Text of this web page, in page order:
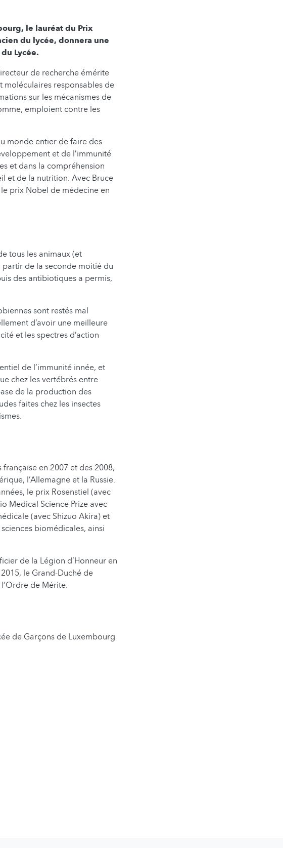
le lauréat du Prix
du lycée, donnera une
Lycée.
de recherche émérite
moléculaires responsables de
sur les mécanismes de
emploient contre les
monde entier de faire des
et de l’immunité
et dans la compréhension
et de la nutrition. Avec Bruce
prix Nobel de médecine en
tous les animaux (et
partir de la seconde moitié du
des antibiotiques a permis,
sont restés mal
d’avoir une meilleure
et les spectres d’action
de l’immunité innée, et
chez les vertébrés entre
de la production des
faites chez les insectes
en 2007 et des 2008,
l’Allemagne et la Russie.
le prix Rosenstiel (avec
Medical Science Prize avec
(avec Shizuo Akira) et
biomédicales, ainsi
de la Légion d’Honneur en
le Grand-Duché de
de Mérite.
de Garçons de Luxembourg